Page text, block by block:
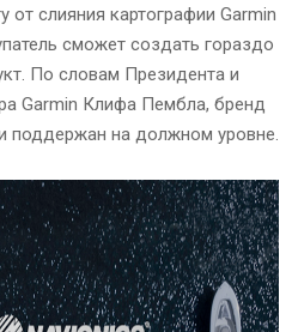
от слияния картографии Garmin
сможет создать гораздо
По словам Президента и
Garmin Клифа Пембла, бренд
поддержан на должном уровне.